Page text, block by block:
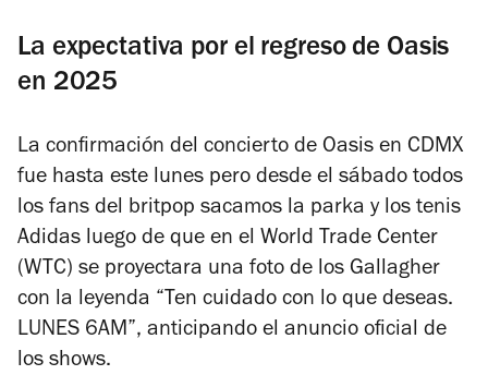
La expectativa por el regreso de Oasis
en 2025
La confirmación del concierto de Oasis en CDMX
fue hasta este lunes pero desde el sábado todos
los fans del britpop sacamos la parka y los tenis
Adidas luego de que en el World Trade Center
(WTC) se proyectara una foto de los Gallagher
con la leyenda “
Ten cuidado con lo que deseas.
LUNES 6AM”, anticipando el anuncio oficial de
los shows.